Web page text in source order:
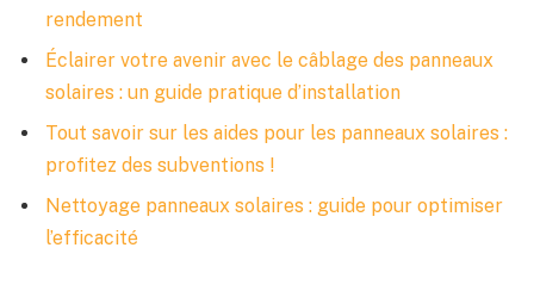
rendement
Éclairer votre avenir avec le câblage des panneaux
solaires : un guide pratique d’installation
Tout savoir sur les aides pour les panneaux solaires :
profitez des subventions !
Nettoyage panneaux solaires : guide pour optimiser
l’efficacité